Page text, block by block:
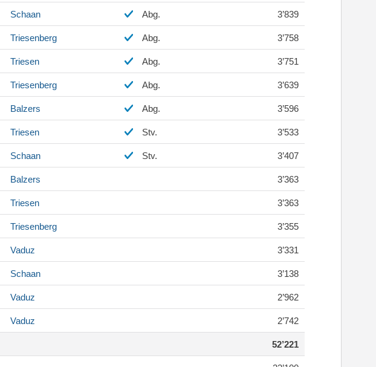
Schaan Abg. 3’839
Triesenberg Abg. 3’758
Triesen Abg. 3’751
Triesenberg Abg. 3’639
Balzers Abg. 3’596
Triesen Stv. 3’533
Schaan Stv. 3’407
Balzers 3’363
Triesen 3’363
Triesenberg 3’355
Vaduz 3’331
Schaan 3’138
Vaduz 2’962
Vaduz 2’742
52’221